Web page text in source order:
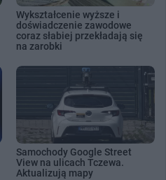
Wykształcenie wyższe i
doświadczenie zawodowe
coraz słabiej przekładają się
na zarobki
Samochody Google Street
View na ulicach Tczewa.
Aktualizują mapy